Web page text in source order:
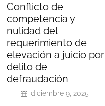
Conflicto de
competencia y
nulidad del
requerimiento de
elevación a juicio por
delito de
defraudación
diciembre 9, 2025